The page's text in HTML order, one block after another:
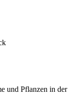
und Pflanzen in der